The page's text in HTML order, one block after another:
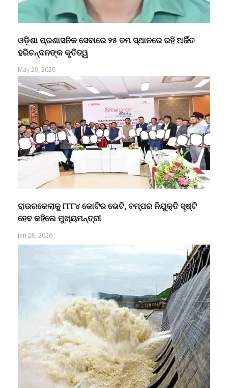
ଓଡ଼ିଶା ପ୍ରଶାସନିକ ସେବାରେ ୨୫ ତମ ସ୍ଥାନରେ ରହି ଅର୍ଜିତ
ହରିଚନ୍ଦନଙ୍କ କୃତିତ୍ୱ
May 29, 2026
ରାଉରକେଲାକୁ ୮୮୮୪ କୋଟିର ଭେଟି, ବମ୍ପର ନିଯୁକ୍ତି ସୃଷ୍ଟି
ହେବ କହିଲେ ମୁଖ୍ୟମନ୍ତ୍ରୀ
Jan 28, 2026